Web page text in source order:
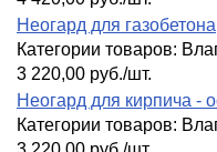
Неогард для
Категории товаров:
3 220,00 руб./шт.
Неогард для кирпича -
Категории товаров: